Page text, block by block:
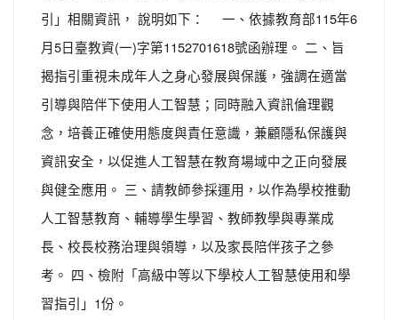
引」相關資訊， 說明如下： 一、依據教育部115年6
月5日臺教資(一)字第1152701618號函辦理。 二、旨
揭指引重視未成年人之身心發展與保護，強調在適當
引導與陪伴下使用人工智慧；同時融入資訊倫理觀
念，培養正確使用態度與責任意識，兼顧隱私保護與
資訊安全，以促進人工智慧在教育場域中之正向發展
與健全應用。 三、請教師參採運用，以作為學校推動
人工智慧教育、輔導學生學習、教師教學與專業成
長、校長校務治理與領導，以及家長陪伴孩子之參
考。 四、檢附「高級中等以下學校人工智慧使用和學
習指引」1份。